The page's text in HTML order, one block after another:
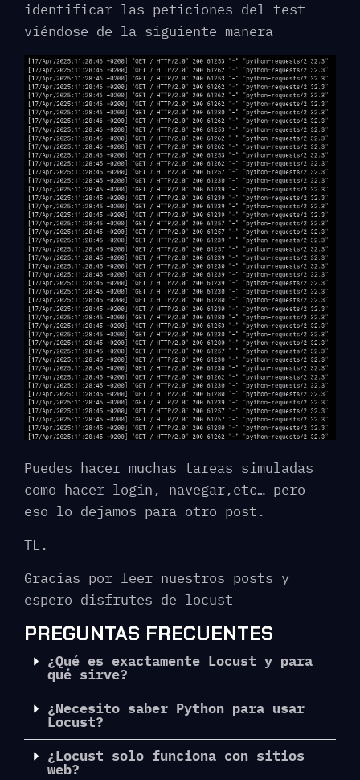
identificar las peticiones del test
viéndose de la siguiente manera
Puedes hacer muchas tareas simuladas
como hacer login, navegar,etc… pero
eso lo dejamos para otro post.
TL.
Gracias por leer nuestros posts y
espero disfrutes de locust
PREGUNTAS FRECUENTES
¿Qué es exactamente Locust y para
qué sirve?
¿Necesito saber Python para usar
Locust?
¿Locust solo funciona con sitios
web?